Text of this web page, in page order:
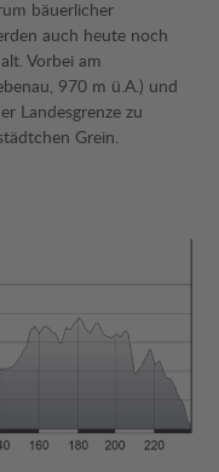
bäuerlicher
auch heute noch
Vorbei am
970 m ü.A.) und
Landesgrenze zu
Grein.